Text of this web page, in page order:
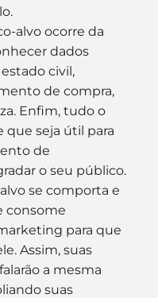
alvo ocorre da
dados
civil,
de compra,
Enfim, tudo o
que seja útil para
de
o seu público.
se comporta e
consome
para que
Assim, suas
a mesma
suas